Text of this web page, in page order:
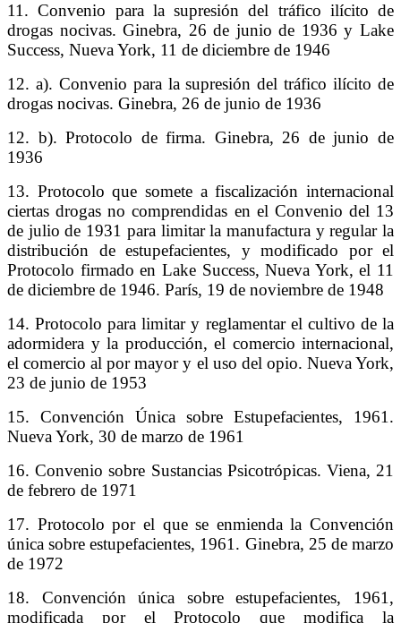
11. Convenio para la supresión del tráfico ilícito de
drogas nocivas. Ginebra, 26 de junio de 1936 y Lake
Success, Nueva York, 11 de diciembre de 1946
12. a). Convenio para la supresión del tráfico ilícito de
drogas nocivas. Ginebra, 26 de junio de 1936
12. b). Protocolo de firma. Ginebra, 26 de junio de
1936
13. Protocolo que somete a fiscalización internacional
ciertas drogas no comprendidas en el Convenio del 13
de julio de 1931 para limitar la manufactura y regular la
distribución de estupefacientes, y modificado por el
Protocolo firmado en Lake Success, Nueva York, el 11
de diciembre de 1946. París, 19 de noviembre de 1948
14. Protocolo para limitar y reglamentar el cultivo de la
adormidera y la producción, el comercio internacional,
el comercio al por mayor y el uso del opio. Nueva York,
23 de junio de 1953
15. Convención Única sobre Estupefacientes, 1961.
Nueva York, 30 de marzo de 1961
16. Convenio sobre Sustancias Psicotrópicas. Viena, 21
de febrero de 1971
17. Protocolo por el que se enmienda la Convención
única sobre estupefacientes, 1961. Ginebra, 25 de marzo
de 1972
18. Convención única sobre estupefacientes, 1961,
modificada por el Protocolo que modifica la